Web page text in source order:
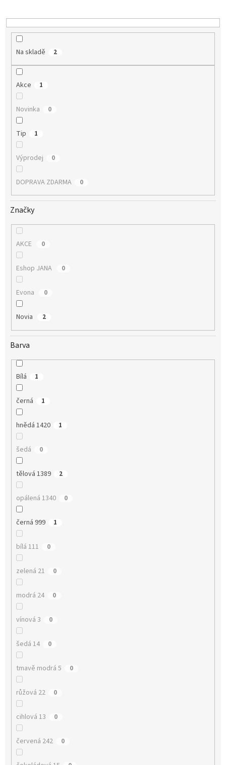
t
ů
Na skladě 2
Akce 1
Novinka 0
Tip 1
Výprodej 0
DOPRAVA ZDARMA 0
Značky
AKCE 0
Eshop JANA 0
Evona 0
Novia 2
Barva
Bílá 1
černá 1
hnědá 1420 1
šedá 0
tělová 1389 2
opálená 1340 0
černá 999 1
bílá 111 0
zelená 21 0
modrá 24 0
vínová 3 0
šedá 14 0
tmavě modrá 5 0
růžová 22 0
cihlová 13 0
červená 242 0